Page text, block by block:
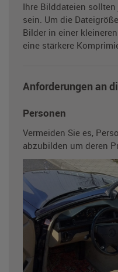
Ihre Bilddateien
sein. Um die
Bilder in einer
eine stärkere
Anforderungen an
Personen
Vermeiden Sie es,
abzubilden um deren